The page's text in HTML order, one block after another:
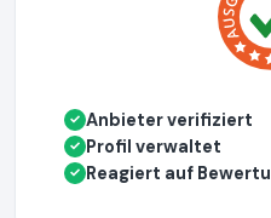
✓ Anbieter verifiziert
✓ Profil verwaltet
✓ Reagiert auf